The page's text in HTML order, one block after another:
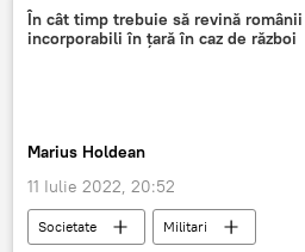
În cât timp trebuie să revină românii
incorporabili în țară în caz de război
Marius Holdean
11 Iulie 2022, 20:52
Societate
Militari